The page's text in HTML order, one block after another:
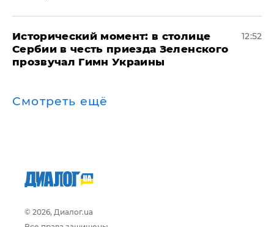
Исторический момент: в столице
Сербии в честь приезда Зеленского
прозвучал Гимн Украины
12:52
Смотреть ещё
© 2026, Диалог.ua